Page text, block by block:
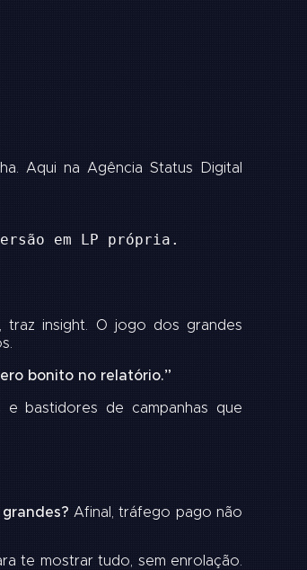
Aqui na Agência Status Digital
em LP própria.
traz insight. O jogo dos grandes
bonito no relatório.”
e bastidores de campanhas que
Afinal, tráfego pago não
te mostrar tudo, sem enrolação.